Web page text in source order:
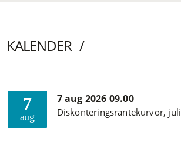
KALENDER
7
aug
7 aug 2026 09.00
Diskonteringsräntekurvor, juli